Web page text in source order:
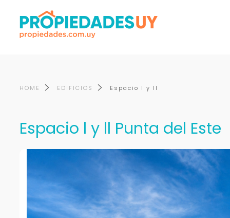
HOME EDIFICIOS Espacio l y ll
Espacio l y ll Punta del Este